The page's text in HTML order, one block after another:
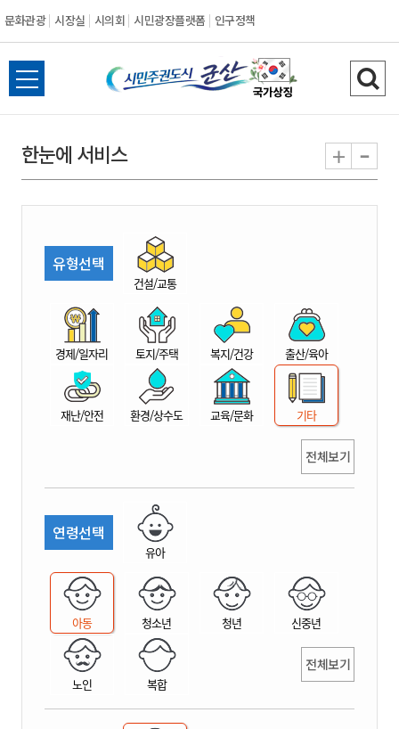
문화관광 시장실 시의회 시민광장플랫폼 인구정책
시
민
권
시
산
전
체
뉴
열
검
색
기
한눈에 서비스 + -
유형선택
건설/교통
경제/일자리 토지/주택 복지/건강 출산/육아
재난/안전 환경/상수도 교육/문화 기타
전체보기
연령선택
유아
아동 청소년 청년 신중년
노인 복합
전체보기